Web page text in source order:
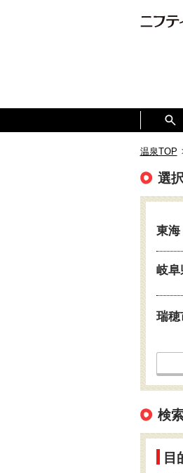
温泉TOP
選
東海
岐阜
瑞穂
検
目